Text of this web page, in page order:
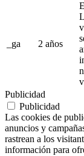
_ga 2 años
Publicidad
Publicidad
Las cookies de
anuncios y
rastrean a los
información para